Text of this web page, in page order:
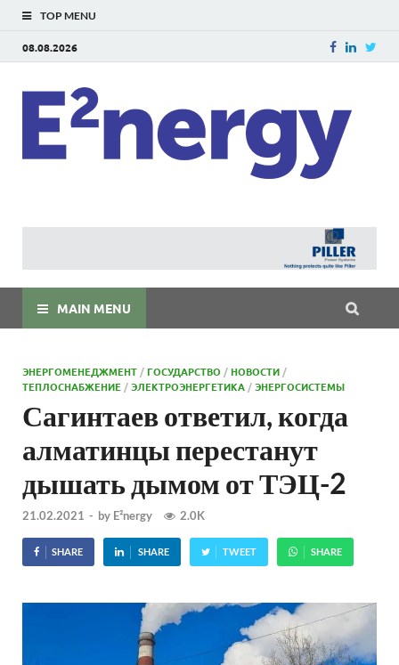
TOP MENU
08.08.2026
MAIN MENU
ЭНЕРГОМЕНЕДЖМЕНТ /ГОСУДАРСТВО /НОВОСТИ /
ТЕПЛОСНАБЖЕНИЕ /ЭЛЕКТРОЭНЕРГЕТИКА /ЭНЕРГОСИСТЕМЫ
Сагинтаев ответил, когда
алматинцы перестанут
дышать дымом от ТЭЦ-2
21.02.2021 - by E²nergy 2.0K
SHARE SHARE TWEET SHARE